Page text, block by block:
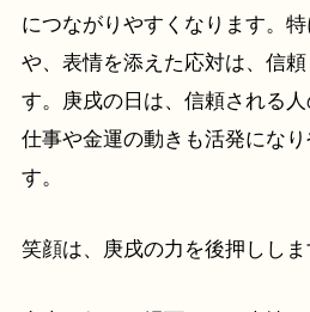
につながりやすくなります。
や、表情を添えた応対は、信
す。庚戌の日は、信頼される人
仕事や金運の動きも活発にな
す。
笑顔は、庚戌の力を後押ししま